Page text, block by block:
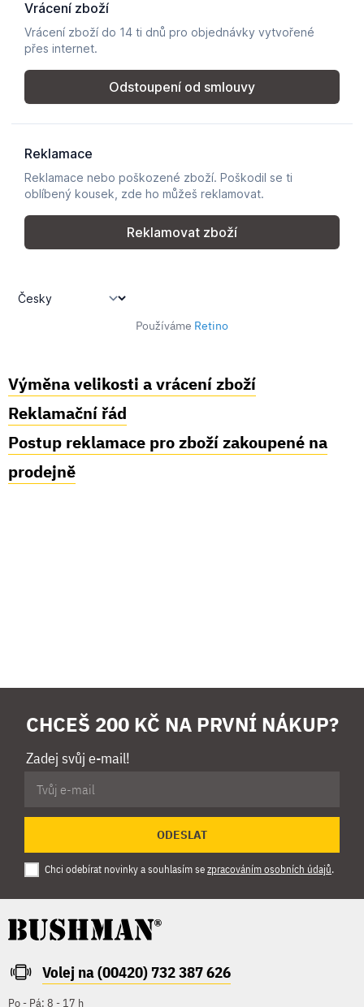
Používáme Retino
Výměna velikosti a vrácení zboží
Reklamační řád
Postup reklamace pro zboží zakoupené na
prodejně
CHCEŠ 200 KČ NA PRVNÍ NÁKUP?
Zadej svůj e-mail!
ODESLAT
Chci odebírat novinky a souhlasím sezpracováním osobních údajů.
Volej na (00420) 732 387 626
Po - Pá: 8 - 17 h